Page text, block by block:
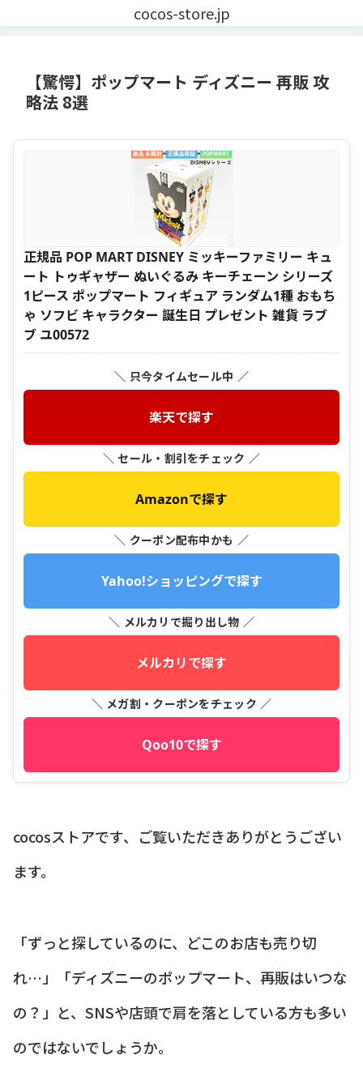
cocos-store.jp
【驚愕】ポップマート ディズニー 再販 攻
略法 8選
正規品 POP MART DISNEY ミッキーファミリー キュ
ート トゥギャザー ぬいぐるみ キーチェーン シリーズ
1ピース ポップマート フィギュア ランダム1種 おもち
ゃ ソフビ キャラクター 誕生日 プレゼント 雑貨 ラブ
ブ ユ00572
＼ 只今タイムセール中 ／
楽天で探す
＼ セール・割引をチェック ／
Amazonで探す
＼ クーポン配布中かも ／
Yahoo!ショッピングで探す
＼ メルカリで掘り出し物 ／
メルカリで探す
＼ メガ割・クーポンをチェック ／
Qoo10で探す
cocosストアです、ご覧いただきありがとうござい
ます。
「ずっと探しているのに、どこのお店も売り切
れ…」「ディズニーのポップマート、再販はいつな
の？」と、SNSや店頭で肩を落としている方も多い
のではないでしょうか。